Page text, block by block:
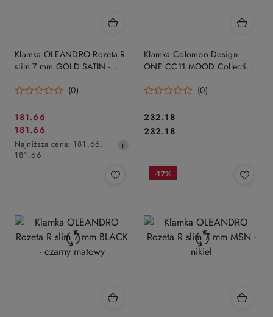
Klamka OLEANDRO Rozeta R
slim 7 mm GOLD SATIN -
(0)
Cena
promocyjna:
181.66
Cena
promocyjna:
181.66
Najniższa
cena
Najniższa cena: 181.66,
181.66
Klamka Colombo Design
ONE CC11 MOOD Collection,
3015
(0)
Cena:
232.18
Cena:
232.18
-17%